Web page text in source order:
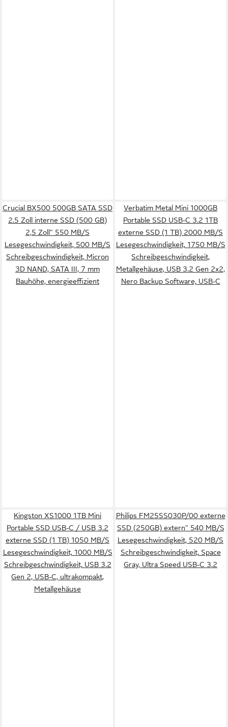
Crucial BX500 500GB SATA SSD
2.5 Zoll interne SSD (500 GB)
2,5 Zoll" 550 MB/S
Lesegeschwindigkeit, 500 MB/S
Schreibgeschwindigkeit, Micron
3D NAND, SATA III, 7 mm
Bauhöhe, energieeffizient
Verbatim Metal Mini 1000GB
Portable SSD USB-C 3.2 1TB
externe SSD (1 TB) 2000 MB/S
Lesegeschwindigkeit, 1750 MB/S
Schreibgeschwindigkeit,
Metallgehäuse, USB 3.2 Gen 2x2,
Nero Backup Software, USB-C
Kingston XS1000 1TB Mini
Portable SSD USB-C / USB 3.2
externe SSD (1 TB) 1050 MB/S
Lesegeschwindigkeit, 1000 MB/S
Schreibgeschwindigkeit, USB 3.2
Gen 2, USB-C, ultrakompakt,
Metallgehäuse
Philips FM25SS030P/00 externe
SSD (250GB) extern" 540 MB/S
Lesegeschwindigkeit, 520 MB/S
Schreibgeschwindigkeit, Space
Gray, Ultra Speed USB-C 3.2